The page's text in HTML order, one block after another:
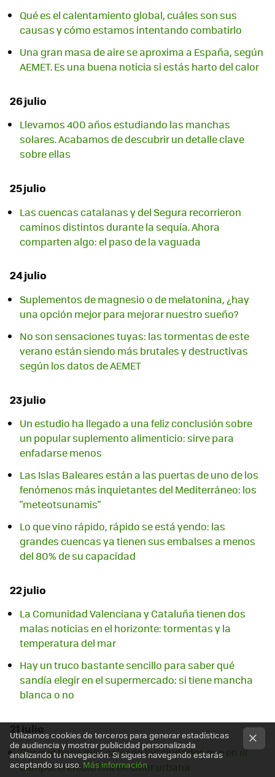
Qué es el calentamiento global, cuáles son sus
causas y cómo estamos intentando combatirlo
Una gran masa de aire se aproxima a España, según
AEMET. Es una buena noticia si estás harto del calor
26 julio
Llevamos 400 años estudiando las manchas
solares. Acabamos de descubrir un detalle clave
sobre ellas
25 julio
Las cuencas catalanas y del Segura recorrieron
caminos distintos durante la sequía. Ahora
comparten algo: el paso de la vaguada
24 julio
Suplementos de magnesio o de melatonina, ¿hay
una opción mejor para mejorar nuestro sueño?
No son sensaciones tuyas: las tormentas de este
verano están siendo más brutales y destructivas
según los datos de AEMET
23 julio
Un estudio ha llegado a una feliz conclusión sobre
un popular suplemento alimenticio: sirve para
enfadarse menos
Las Islas Baleares están a las puertas de uno de los
fenómenos más inquietantes del Mediterráneo: los
"meteotsunamis"
Lo que vino rápido, rápido se está yendo: las
grandes cuencas ya tienen sus embalses a menos
del 80% de su capacidad
22 julio
La Comunidad Valenciana y Cataluña tienen dos
malas noticias en el horizonte: tormentas y la
temperatura del mar
Hay un truco bastante sencillo para saber qué
sandía elegir en el supermercado: si tiene mancha
blanca o no
21 julio
Por qué hace más calor en las ciudades que en el
campo: el efecto isla de calor urbana
Utilizamos cookies de terceros para generar estadísticas
de audiencia y mostrar publicidad personalizada
analizando tu navegación. Si sigues navegando estarás
aceptando su uso.Más información